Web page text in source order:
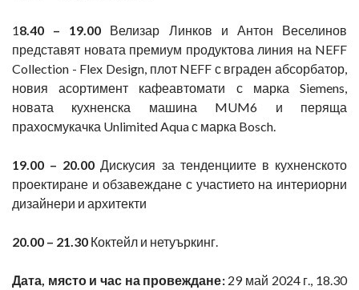
18.40 – 19.00 Велизар Линков и Антон Веселинов
представят новата премиум продуктова линия на NEFF
Collection - Flex Design, плот NEFF с вграден абсорбатор,
новия асортимент кафеавтомати с марка Siemens,
новата кухненска машина MUM6 и перяща
прахосмукачка Unlimited Aqua с марка Bosch.
19.00 – 20.00 Дискусия за тенденциите в кухненското
проектиране и обзавеждане с участието на интериорни
дизайнери и архитекти
20.00 – 21.30 Коктейл и нетуъркинг.
Дата, място и час на провеждане: 29 май 2024 г., 18.30